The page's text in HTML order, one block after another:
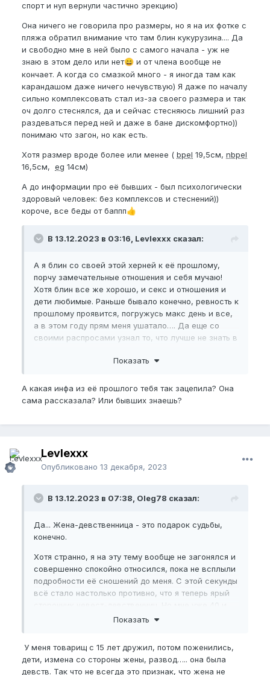
Всем добра!
спорт и нуп вернули частично эрекцию)
Она ничего не говорила про размеры, но я на их фотке с
пляжа обратил внимание что там блин кукурузина.... Да
и свободно мне в ней было с самого начала - уж не
знаю в этом дело или нет😄 и от члена вообще не
кончает. А когда со смазкой много - я иногда там как
карандашом даже ничего нечувствую) Я даже по началу
сильно комплексовать стал из-за своего размера и так
оч долго стеснялся, да и сейчас стесняюсь лишний раз
раздеваться перед ней и даже в бане дискомфортно))
понимаю что загон, но как есть.
Хотя размер вроде более или менее ( bpel 19,5см, nbpel
16,5см, eg 14см)
А до информации про её бывших - был психологически
здоровый человек: без комплексов и стеснений))
короче, все беды от баппп👍
В 13.12.2023 в 03:16, Levlexxx сказал:
А я блин со своей этой херней к её прошлому,
порчу замечательные отношения и себя мучаю!
Хотя блин все же хорошо, и секс и отношения и
дети любимые. Раньше бывало конечно, ревность к
прошлому проявится, погружусь макс день и все,
а в этом году прям меня ушатало…. Да еще со
своими распросами узнал то, что лучше не знать в
сказала конкретно, но я надумал себе все (может
в этом. Но я рад, что могу тут это рассказать, а не
в себе держать, это реально помогает справиться
Всем добра!
Показать
А какая инфа из её прошлого тебя так зацепила? Она
сама рассказала? Или бывших знаешь?
Levlexxx
Опубликовано 13 декабря, 2023
В 13.12.2023 в 07:38, Oleg78 сказал:
Да... Жена-девственница - это подарок судьбы,
конечно.
Хотя странно, я на эту тему вообще не загонялся и
совершенно спокойно относился, пока не всплыли
подробности её сношений до меня. С этой секунды
всё стало настолько противно, что я теперь ярый
мой поезд давно ушёл в этом плане...
Показать
У меня товарищ с 15 лет дружил, потом поженились,
дети, измена со стороны жены, развод….. она была
девств. Так что не всегда это признак, что жена не